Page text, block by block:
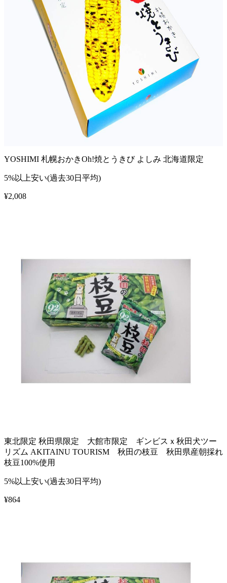
YOSHIMI 札幌おかきOh!焼とうきび よしみ 北海道限定
5%以上安い(過去30日平均)
¥2,008
東北限定 秋田県限定 大館市限定 ギンビスｘ秋田犬ツー
リズム AKITAINU TOURISM 秋田の枝豆 秋田県産朝採れ
枝豆100%使用
5%以上安い(過去30日平均)
¥864